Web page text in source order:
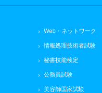
Web・ネットワーク
情報処理技術者試験
秘書技能検定
公務員試験
美容師国家試験